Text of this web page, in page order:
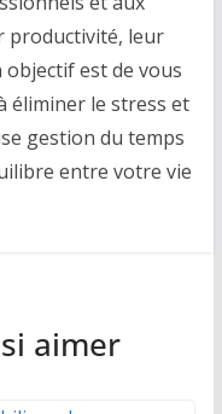
productivité, leur
est de vous
éliminer le stress et
gestion du temps
entre votre vie
aimer